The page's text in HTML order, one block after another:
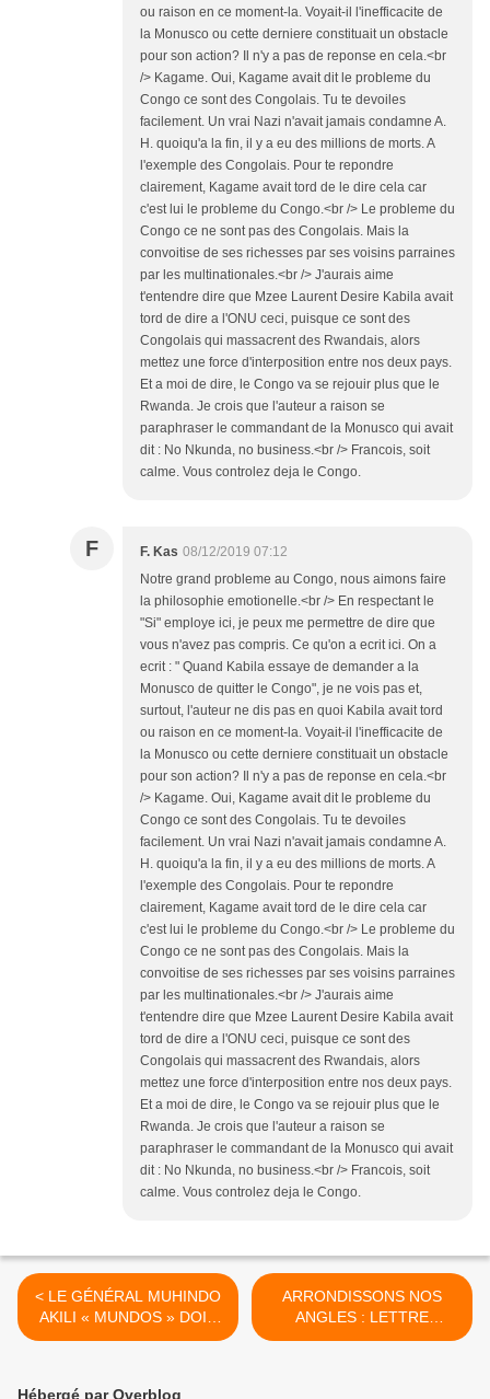
ou raison en ce moment-la. Voyait-il l'inefficacite de
la Monusco ou cette derniere constituait un obstacle
pour son action? Il n'y a pas de reponse en cela.<br
/> Kagame. Oui, Kagame avait dit le probleme du
Congo ce sont des Congolais. Tu te devoiles
facilement. Un vrai Nazi n'avait jamais condamne A.
H. quoiqu'a la fin, il y a eu des millions de morts. A
l'exemple des Congolais. Pour te repondre
clairement, Kagame avait tord de le dire cela car
c'est lui le probleme du Congo.<br /> Le probleme du
Congo ce ne sont pas des Congolais. Mais la
convoitise de ses richesses par ses voisins parraines
par les multinationales.<br /> J'aurais aime
t'entendre dire que Mzee Laurent Desire Kabila avait
tord de dire a l'ONU ceci, puisque ce sont des
Congolais qui massacrent des Rwandais, alors
mettez une force d'interposition entre nos deux pays.
Et a moi de dire, le Congo va se rejouir plus que le
Rwanda. Je crois que l'auteur a raison se
paraphraser le commandant de la Monusco qui avait
dit : No Nkunda, no business.<br /> Francois, soit
calme. Vous controlez deja le Congo.
F F. Kas 08/12/2019 07:12
Notre grand probleme au Congo, nous aimons faire
la philosophie emotionelle.<br /> En respectant le
"Si" employe ici, je peux me permettre de dire que
vous n'avez pas compris. Ce qu'on a ecrit ici. On a
ecrit : " Quand Kabila essaye de demander a la
Monusco de quitter le Congo", je ne vois pas et,
surtout, l'auteur ne dis pas en quoi Kabila avait tord
ou raison en ce moment-la. Voyait-il l'inefficacite de
la Monusco ou cette derniere constituait un obstacle
pour son action? Il n'y a pas de reponse en cela.<br
/> Kagame. Oui, Kagame avait dit le probleme du
Congo ce sont des Congolais. Tu te devoiles
facilement. Un vrai Nazi n'avait jamais condamne A.
H. quoiqu'a la fin, il y a eu des millions de morts. A
l'exemple des Congolais. Pour te repondre
clairement, Kagame avait tord de le dire cela car
c'est lui le probleme du Congo.<br /> Le probleme du
Congo ce ne sont pas des Congolais. Mais la
convoitise de ses richesses par ses voisins parraines
par les multinationales.<br /> J'aurais aime
t'entendre dire que Mzee Laurent Desire Kabila avait
tord de dire a l'ONU ceci, puisque ce sont des
Congolais qui massacrent des Rwandais, alors
mettez une force d'interposition entre nos deux pays.
Et a moi de dire, le Congo va se rejouir plus que le
Rwanda. Je crois que l'auteur a raison se
paraphraser le commandant de la Monusco qui avait
dit : No Nkunda, no business.<br /> Francois, soit
calme. Vous controlez deja le Congo.
< LE GÉNÉRAL MUHINDO
AKILI « MUNDOS » DOIT
ÊTRE ÉCARTÉ DES
ARRONDISSONS NOS
ANGLES : LETTRE
OUVERTE AU PRÉSIDENT
Hébergé par Overblog